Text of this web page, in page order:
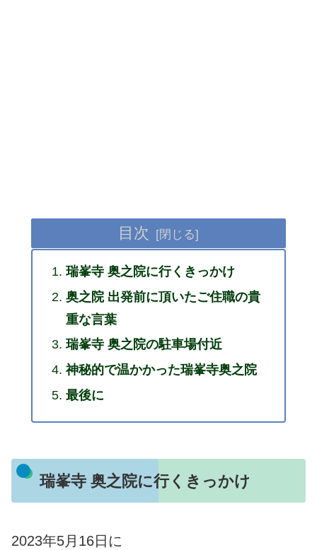
目次
瑞峯寺 奥之院に行くきっかけ
奥之院 出発前に頂いたご住職の貴
重な言葉
瑞峯寺 奥之院の駐車場付近
神秘的で温かかった瑞峯寺奥之院
最後に
瑞峯寺 奥之院に行くきっかけ
2023年5月16日に